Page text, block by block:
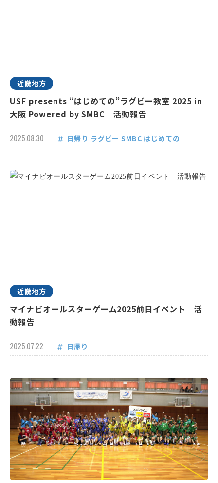
近畿地方
USF presents “はじめての”ラグビー教室 2025 in
大阪 Powered by SMBC 活動報告
2025.08.30 日帰り ラグビー SMBC はじめての
近畿地方
マイナビオールスターゲーム2025前日イベント 活
動報告
2025.07.22 日帰り